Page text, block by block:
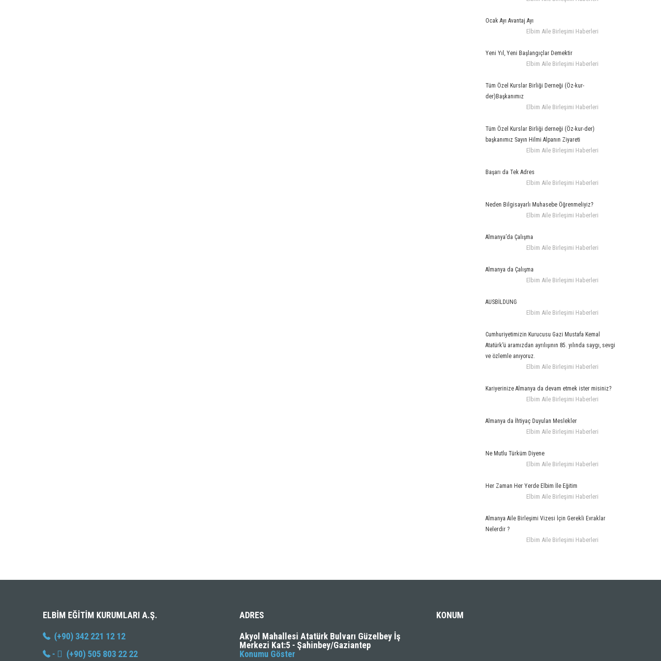
Ocak Ayı Avantaj Ayı
Elbim Aile Birleşimi Haberleri
Yeni Yıl, Yeni Başlangıçlar Demektir
Elbim Aile Birleşimi Haberleri
Tüm Özel Kurslar Birliği Derneği (Öz-kur-
der)Başkanımız
Elbim Aile Birleşimi Haberleri
Tüm Özel Kurslar Birliği derneği (Öz-kur-der)
başkanımız Sayın Hilmi Alpanın Ziyareti
Elbim Aile Birleşimi Haberleri
Başarı da Tek Adres
Elbim Aile Birleşimi Haberleri
Neden Bilgisayarlı Muhasebe Öğrenmeliyiz?
Elbim Aile Birleşimi Haberleri
Almanya’da Çalışma
Elbim Aile Birleşimi Haberleri
Almanya da Çalışma
Elbim Aile Birleşimi Haberleri
AUSBİLDUNG
Elbim Aile Birleşimi Haberleri
Cumhuriyetimizin Kurucusu Gazi Mustafa Kemal
Atatürk’ü aramızdan ayrılışının 85. yılında saygı, sevgi
ve özlemle anıyoruz.
Elbim Aile Birleşimi Haberleri
Kariyerinize Almanya da devam etmek ister misiniz?
Elbim Aile Birleşimi Haberleri
Almanya da İhtiyaç Duyulan Meslekler
Elbim Aile Birleşimi Haberleri
Ne Mutlu Türküm Diyene
Elbim Aile Birleşimi Haberleri
Her Zaman Her Yerde Elbim İle Eğitim
Elbim Aile Birleşimi Haberleri
Almanya Aile Birleşimi Vizesi İçin Gerekli Evraklar
Nelerdir ?
Elbim Aile Birleşimi Haberleri
ELBIM EĞITIM KURUMLARI A.Ş.
(+90) 342 221 12 12
-
(+90) 505 803 22 22
ADRES
Akyol Mahallesi Atatürk Bulvarı Güzelbey İş
Merkezi Kat:5 - Şahinbey/Gaziantep
Konumu Göster
KONUM